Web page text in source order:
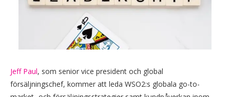
Jeff Paul, som senior vice president och global
försäljningschef, kommer att leda WSO2:s globala go-to-